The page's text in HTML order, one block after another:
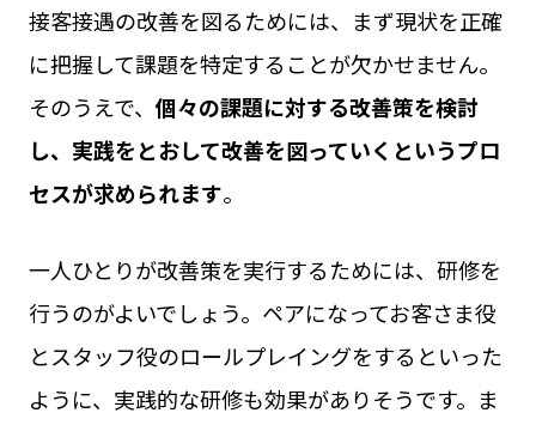
接客接遇の改善を図るためには、まず現状を正確
に把握して課題を特定することが欠かせません。
そのうえで、 個々の課題に対する改善策を検討
し、実践をとおして改善を図っていくというプロ
セスが求められます。
一人ひとりが改善策を実行するためには、研修を
行うのがよいでしょう。ペアになってお客さま役
とスタッフ役のロールプレイングをするといった
ように、実践的な研修も効果がありそうです。ま